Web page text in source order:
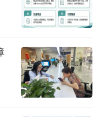
域科技创新中心的
学园正加速推进以沣
展模式。西岸西安
装置，推动配套工
列项目加快落地；东